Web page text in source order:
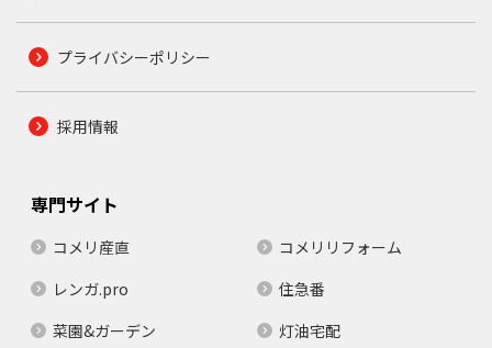
プライバシーポリシー
採用情報
専門サイト
コメリ産直
コメリリフォーム
レンガ.pro
住急番
菜園&ガーデン
灯油宅配